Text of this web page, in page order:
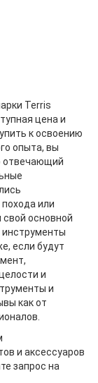
Terris
цена и
к освоению
опыта, вы
отвечающий
или
свой основной
инструменты
если будут
и
и
как от
и аксессуаров
запрос на